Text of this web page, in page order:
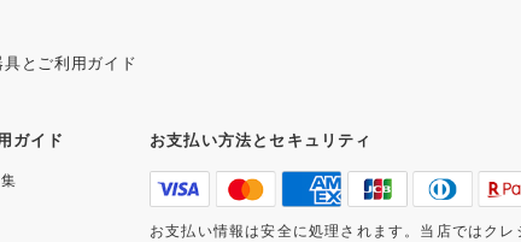
具とご利用ガイド
ガイド お支払い方法とセキュリティ
お支払い情報は安全に処理されます。当店ではクレ